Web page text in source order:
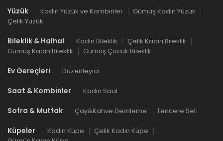
Yüzük Kadın Yüzük ve Kombinler
Gümüş Kadın Yüzük
Çelik Yüzük
Bileklik & Halhal Kadın Bileklik
Çelik Kadın Bileklik
Gümüş Kadın Bileklik
Gümüş Çocuk Bileklik
Ev Gereçleri Düzenleyici
Saat & Kombinler Kadın Saat
Sofra & Mutfak Çay&Kahve Demleme Tencere Seti
Küpeler Kadın Küpe
Çelik Kadın Küpe